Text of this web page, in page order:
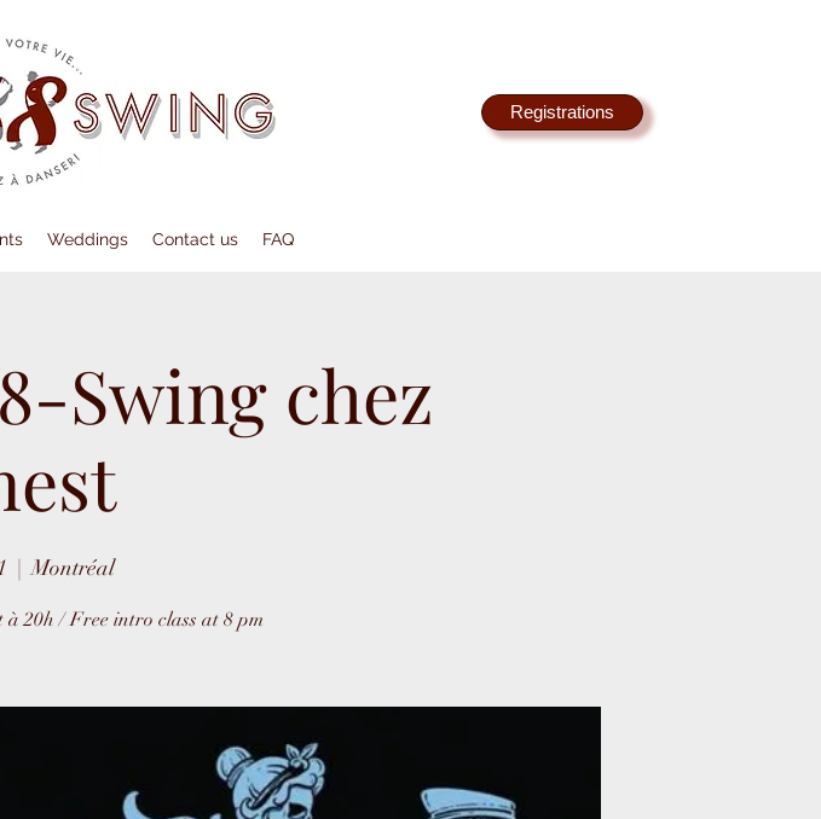
Registrations
Weddings Contact us FAQ
Swing chez
  |
Montréal
20h / Free intro class at 8 pm